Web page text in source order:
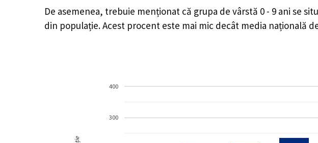
De asemenea, trebuie menționat că grupa de vârstă 0 - 9 ani se
din populație. Acest procent este mai mic decât media națională
300
400